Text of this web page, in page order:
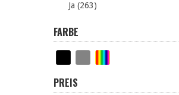
Ja (263)
FARBE
PREIS